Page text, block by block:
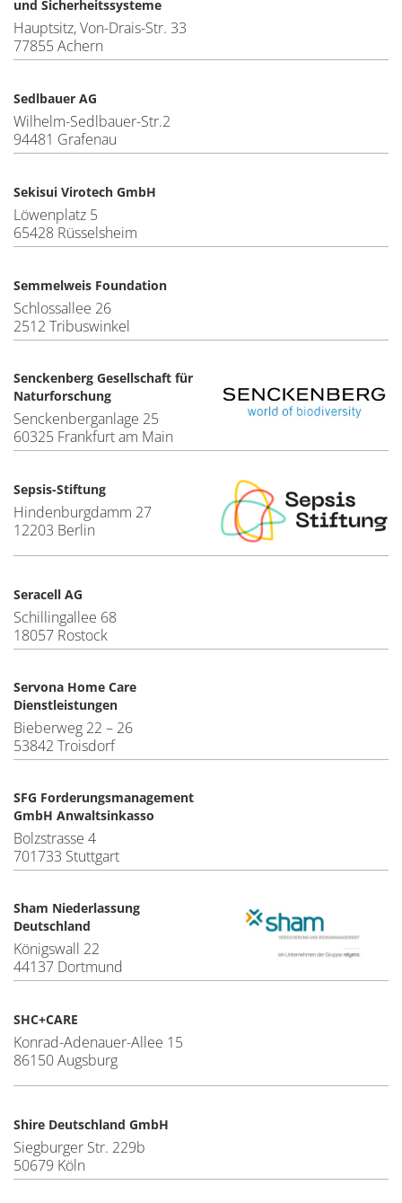
und Sicherheitssysteme
Hauptsitz, Von-Drais-Str. 33
77855 Achern
Sedlbauer AG
Wilhelm-Sedlbauer-Str.2
94481 Grafenau
Sekisui Virotech GmbH
Löwenplatz 5
65428 Rüsselsheim
Semmelweis Foundation
Schlossallee 26
2512 Tribuswinkel
Senckenberg Gesellschaft für
Naturforschung
Senckenberganlage 25
60325 Frankfurt am Main
Sepsis-Stiftung
Hindenburgdamm 27
12203 Berlin
Seracell AG
Schillingallee 68
18057 Rostock
Servona Home Care
Dienstleistungen
Bieberweg 22 – 26
53842 Troisdorf
SFG Forderungsmanagement
GmbH Anwaltsinkasso
Bolzstrasse 4
701733 Stuttgart
Sham Niederlassung
Deutschland
Königswall 22
44137 Dortmund
SHC+CARE
Konrad-Adenauer-Allee 15
86150 Augsburg
Shire Deutschland GmbH
Siegburger Str. 229b
50679 Köln